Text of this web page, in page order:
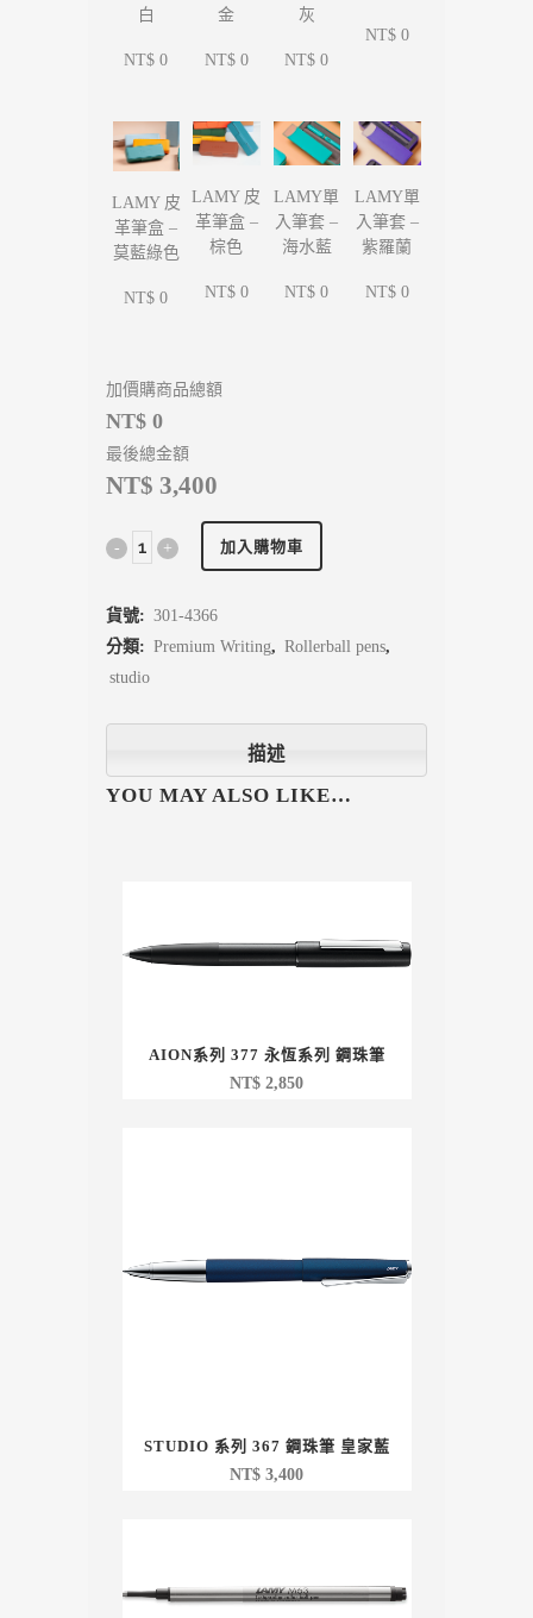
白
NT$ 0
金
NT$ 0
灰
NT$ 0
NT$ 0
LAMY 皮
革筆盒 –
莫藍綠色
NT$ 0
LAMY 皮
革筆盒 –
棕色
NT$ 0
LAMY單
入筆套 –
海水藍
NT$ 0
LAMY單
入筆套 –
紫羅蘭
NT$ 0
加價購商品總額
NT$ 0
最後總金額
NT$ 3,400
加入購物車
貨號: 301-4366
分類: Premium Writing, Rollerball pens,
studio
描述
YOU MAY ALSO LIKE…
AION系列 377 永恆系列 鋼珠筆
NT$ 2,850
STUDIO 系列 367 鋼珠筆 皇家藍
NT$ 3,400